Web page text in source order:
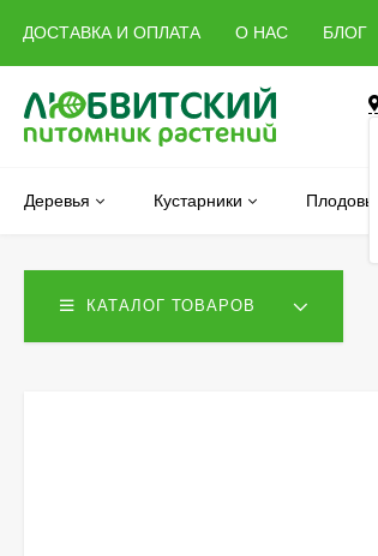
ДОСТАВКА И ОПЛАТА О НАС БЛОГ
Деревья Кустарники Плодовые
КАТАЛОГ ТОВАРОВ